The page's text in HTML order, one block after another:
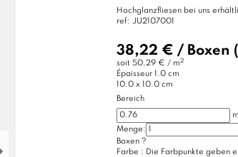
Hochglanzfliesen bei uns
ref: JU2107001
38,22 € / Boxen
soit 50,29 € / m2
Épaisseur 1.0 cm
10.0 x 10.0 cm
Bereich
m
Menge:
Boxen ?
Farbe : Die Farbpunkte geben